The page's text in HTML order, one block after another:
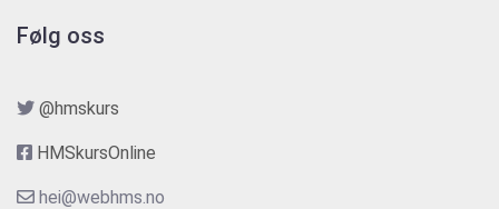
Følg oss
@hmskurs
HMSkursOnline
hei@webhms.no